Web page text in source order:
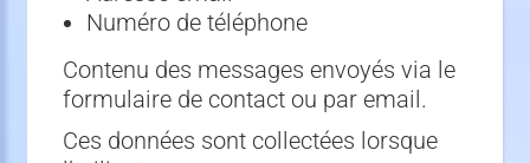
Numéro de téléphone
Contenu des messages envoyés via le
formulaire de contact ou par email.
Ces données sont collectées lorsque